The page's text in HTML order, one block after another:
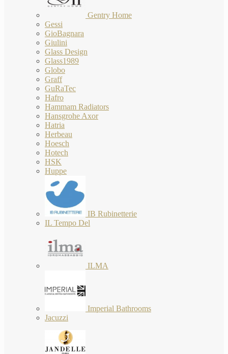
Gentry Home
Gessi
GioBagnara
Giulini
Glass Design
Glass1989
Globo
Graff
GuRaTec
Hafro
Hammam Radiators
Hansgrohe Axor
Hatria
Herbeau
Hoesch
Hotech
HSK
Huppe
IB Rubinetterie
IL Tempo Del
ILMA
Imperial Bathrooms
Jacuzzi